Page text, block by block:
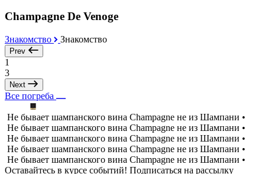
Champagne De Venoge
Знакомство Знакомство
Prev
1
3
Next
Все погреба
Не бывает шампанского вина Champagne не из Шампани •
Не бывает шампанского вина Champagne не из Шампани •
Не бывает шампанского вина Champagne не из Шампани •
Не бывает шампанского вина Champagne не из Шампани •
Не бывает шампанского вина Champagne не из Шампани •
Оставайтесь в курсе событий! Подписаться на рассылку